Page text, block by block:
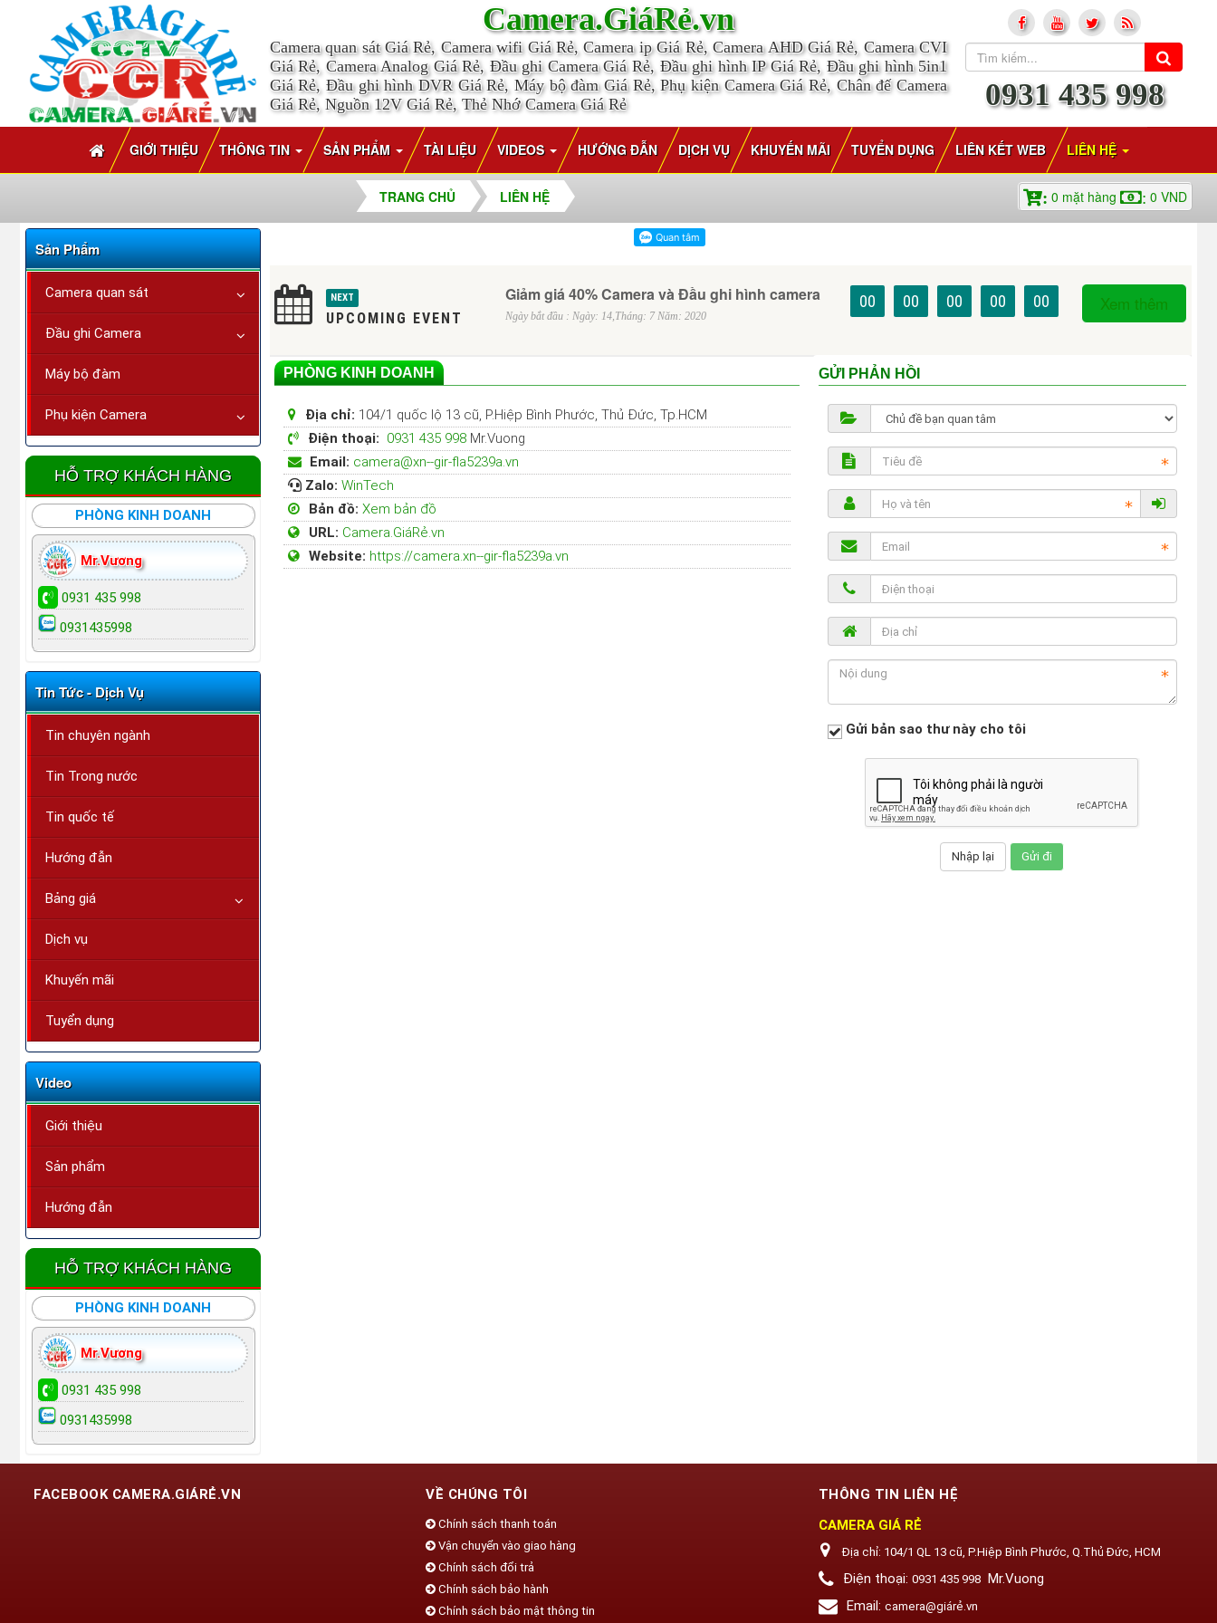
Camera.GiáRẻ.vn
Camera quan sát Giá Rẻ, Camera wifi Giá Rẻ, Camera ip Giá Rẻ, Camera AHD Giá Rẻ, Camera CVI
Giá Rẻ, Camera Analog Giá Rẻ, Đầu ghi Camera Giá Rẻ, Đầu ghi hình IP Giá Rẻ, Đầu ghi hình 5in1
Giá Rẻ, Đầu ghi hình DVR Giá Rẻ, Máy bộ đàm Giá Rẻ, Phụ kiện Camera Giá Rẻ, Chân đế Camera
Giá Rẻ, Nguồn 12V Giá Rẻ, Thẻ Nhớ Camera Giá Rẻ
0931 435 998
GIỚI THIỆU THÔNG TIN SẢN PHẨM TÀI LIỆU VIDEOS HƯỚNG ĐẪN DỊCH VỤ KHUYẾN MÃI TUYỂN DỤNG LIÊN KẾT WEB LIÊN HỆ
TRANG CHỦ LIÊN HỆ : 0 mặt hàng : 0 VND
NEXT
UPCOMING EVENT
Giảm giá 40% Camera và Đầu ghi hình camera
Ngày bắt đầu : Ngày: 14,Tháng: 7 Năm: 2020
00 00 00 00 00 Xem thêm
PHÒNG KINH DOANH
Địa chỉ: 104/1 quốc lộ 13 cũ, P.Hiệp Bình Phước, Thủ Đức, Tp.HCM
Điện thoại: 0931 435 998 Mr.Vuong
Email: camera@xn--gir-fla5239a.vn
Zalo:WinTech
Bản đồ:Xem bản đồ
URL: Camera.GiáRẻ.vn
Website: https://camera.xn--gir-fla5239a.vn
GỬI PHẢN HỒI
Gửi bản sao thư này cho tôi
Sản Phẩm
Camera quan sát
Đầu ghi Camera
Máy bộ đàm
Phụ kiện Camera
HỖ TRỢ KHÁCH HÀNG
PHÒNG KINH DOANH
Mr.Vương
0931 435 998
0931435998
Tin Tức - Dịch Vụ
Tin chuyên ngành
Tin Trong nước
Tin quốc tế
Hướng đẫn
Bảng giá
Dịch vụ
Khuyến mãi
Tuyển dụng
Video
Giới thiệu
Sản phẩm
Hướng đẫn
HỖ TRỢ KHÁCH HÀNG
PHÒNG KINH DOANH
Mr.Vương
0931 435 998
0931435998
FACEBOOK CAMERA.GIÁRẺ.VN VỀ CHÚNG TÔI
Chính sách thanh toán
Vận chuyển vào giao hàng
Chính sách đổi trả
Chính sách bảo hành
Chính sách bảo mật thông tin
THÔNG TIN LIÊN HỆ
CAMERA GIÁ RẺ
Địa chỉ: 104/1 QL 13 cũ, P.Hiệp Bình Phước, Q.Thủ Đức, HCM
Điện thoại: 0931 435 998 Mr.Vuong
Email: camera@giárẻ.vn